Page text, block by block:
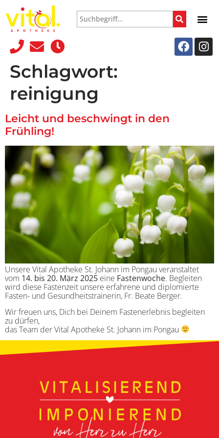
Schlagwort:
reinigung
Leicht und beschwingt in den
Frühling!
Unsere Vital Apotheke St. Johann im Pongau veranstaltet
vom 14. bis 20. März 2025 eine Fastenwoche. Begleiten
wird diese Fastenzeit unsere erfahrene und diplomierte
Fasten- und Gesundheitstrainerin, Fr. Beate Berger.
Wir freuen uns, Dich bei Deinem Fastenerlebnis begleiten
zu dürfen,
das Team der Vital Apotheke St. Johann im Pongau